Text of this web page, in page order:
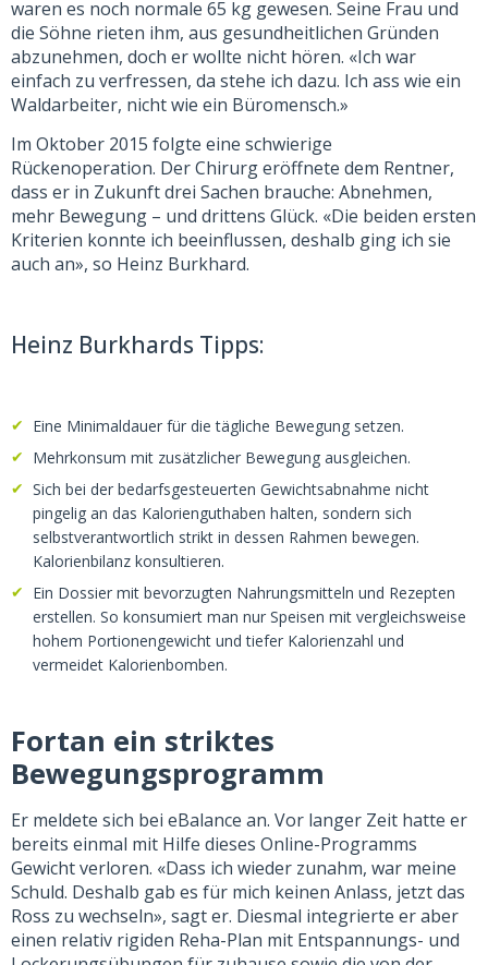
waren es noch normale 65 kg gewesen. Seine Frau und
die Söhne rieten ihm, aus gesundheitlichen Gründen
abzunehmen, doch er wollte nicht hören. «Ich war
einfach zu verfressen, da stehe ich dazu. Ich ass wie ein
Waldarbeiter, nicht wie ein Büromensch.»
Im Oktober 2015 folgte eine schwierige
Rückenoperation. Der Chirurg eröffnete dem Rentner,
dass er in Zukunft drei Sachen brauche: Abnehmen,
mehr Bewegung – und drittens Glück. «Die beiden ersten
Kriterien konnte ich beeinflussen, deshalb ging ich sie
auch an», so Heinz Burkhard.
Heinz Burkhards Tipps:
Eine Minimaldauer für die tägliche Bewegung setzen.
Mehrkonsum mit zusätzlicher Bewegung ausgleichen.
Sich bei der bedarfsgesteuerten Gewichtsabnahme nicht
pingelig an das Kalorienguthaben halten, sondern sich
selbstverantwortlich strikt in dessen Rahmen bewegen.
Kalorienbilanz konsultieren.
Ein Dossier mit bevorzugten Nahrungsmitteln und Rezepten
erstellen. So konsumiert man nur Speisen mit vergleichsweise
hohem Portionengewicht und tiefer Kalorienzahl und
vermeidet Kalorienbomben.
Fortan ein striktes
Bewegungsprogramm
Er meldete sich bei eBalance an. Vor langer Zeit hatte er
bereits einmal mit Hilfe dieses Online-Programms
Gewicht verloren. «Dass ich wieder zunahm, war meine
Schuld. Deshalb gab es für mich keinen Anlass, jetzt das
Ross zu wechseln», sagt er. Diesmal integrierte er aber
einen relativ rigiden Reha-Plan mit Entspannungs- und